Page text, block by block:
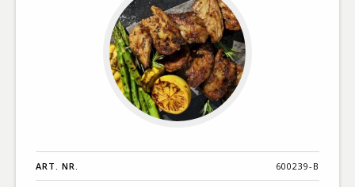
ART. NR. 600239-B